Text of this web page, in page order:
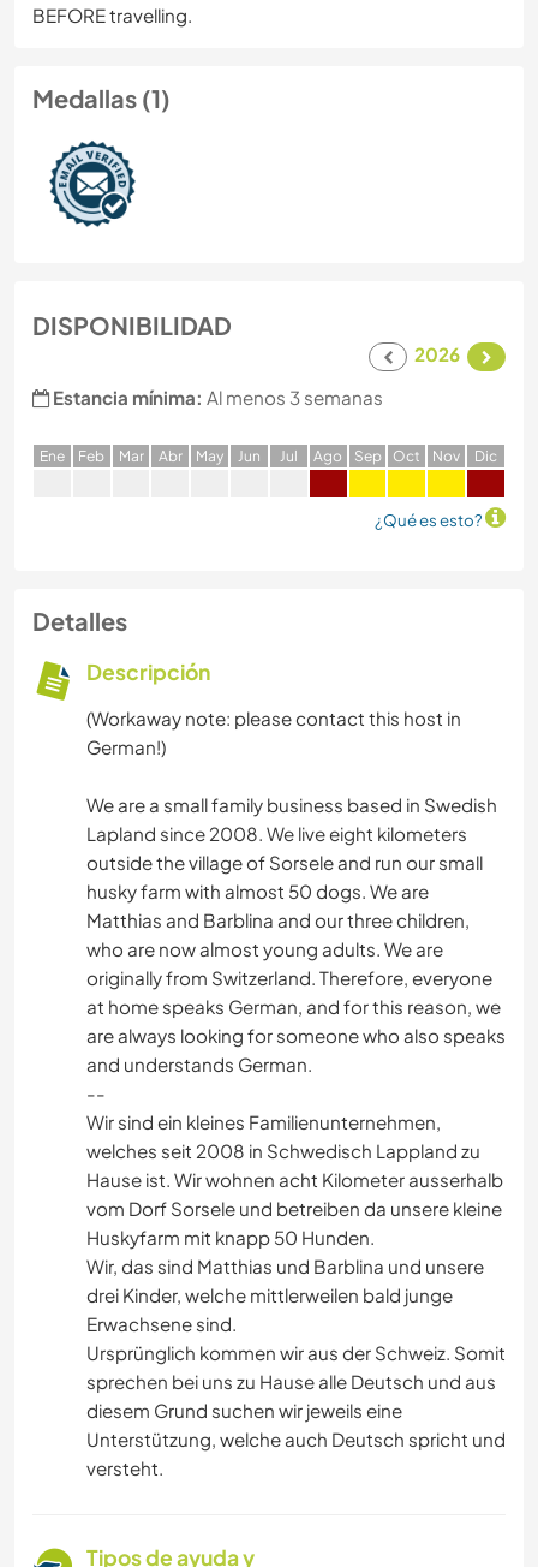
BEFORE travelling.
Medallas (1)
DISPONIBILIDAD
2026
Estancia mínima: Al menos 3 semanas
Ene Feb Mar Abr May Jun Jul Ago Sep Oct Nov Dic
¿Qué es esto?
Detalles
Descripción
(Workaway note: please contact this host in
German!)
We are a small family business based in Swedish
Lapland since 2008. We live eight kilometers
outside the village of Sorsele and run our small
husky farm with almost 50 dogs. We are
Matthias and Barblina and our three children,
who are now almost young adults. We are
originally from Switzerland. Therefore, everyone
at home speaks German, and for this reason, we
are always looking for someone who also speaks
and understands German.
--
Wir sind ein kleines Familienunternehmen,
welches seit 2008 in Schwedisch Lappland zu
Hause ist. Wir wohnen acht Kilometer ausserhalb
vom Dorf Sorsele und betreiben da unsere kleine
Huskyfarm mit knapp 50 Hunden.
Wir, das sind Matthias und Barblina und unsere
drei Kinder, welche mittlerweilen bald junge
Erwachsene sind.
Ursprünglich kommen wir aus der Schweiz. Somit
sprechen bei uns zu Hause alle Deutsch und aus
diesem Grund suchen wir jeweils eine
Unterstützung, welche auch Deutsch spricht und
versteht.
Tipos de ayuda y